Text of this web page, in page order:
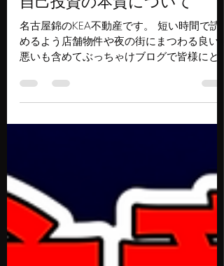
“信じれば変わる”の裏側──高
額セミナーが増えた背景と、
自己投資の本質について
名古屋錦のKEA不動産です。 短い時間で読
めるよう店舗物件や夜の街にまつわる良いも
う」といったキャッチコピーを多く見かける
ようになりました。 特にコロナ以降、社会
全体が不安定になったことで、“自分の力で
収入を作りたい”“人生を変えたい”というニ
ーズが高まり、オンラインを利用したセミナ